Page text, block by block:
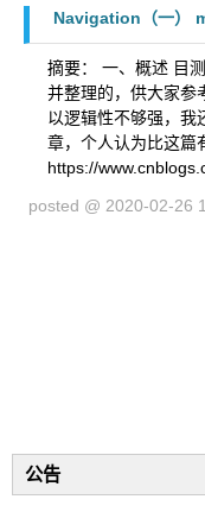
Navigation（一）
摘要： 一、概述 目
并整理的，供大家参
以逻辑性不够强，我
章，个人认为比这篇
https://
posted @ 2020-02-26
公告